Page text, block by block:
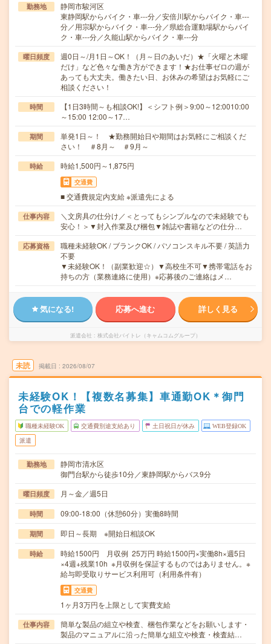
勤務地
静岡市駿河区
東静岡駅からバイク・車---分／安倍川駅からバイク・車---
分／用宗駅からバイク・車---分／県総合運動場駅からバイ
ク・車---分／久能山駅からバイク・車---分
曜日頻度
週0日～/月1日～OK！（月～日のあいだ）★「火曜と木曜
だけ」など色々な働き方ができます！★お仕事ゼロの週が
あっても大丈夫。働きたい日、お休みの希望はお気軽にご
相談ください！
時間
【1日3時間～も相談OK!】＜シフト例＞9:00～12:0010:00
～15:00 12:00～17…
期間
単発1日～！ ★勤務開始日や期間はお気軽にご相談くだ
さい！ ＃8月～ ＃9月～
時給 時給1,500円～1,875円
交通費
■ 交通費規定内支給 ※派遣先による
仕事内容
＼文房具の仕分け／＜とってもシンプルなので未経験でも
安心！＞▼封入作業及び梱包▼雑誌や書籍などの仕分…
応募資格
職種未経験OK / ブランクOK / パソコンスキル不要 / 英語力
不要
▼未経験OK！（副業歓迎☆）▼高校生不可▼携帯電話をお
持ちの方（業務連絡に使用）※応募後のご連絡はメ…
気になる! 応募へ進む 詳しく見る
派遣会社 株式会社バイトレ（キャムコムグループ）
未読 掲載日 2026/08/07
未経験OK！【複数名募集】車通勤OK＊御門
台での軽作業
職種未経験OK 交通費別途支給あり 土日祝日が休み WEB登録OK
派遣
勤務地
静岡市清水区
御門台駅から徒歩10分／東静岡駅からバス9分
曜日頻度 月～金／週5日
時間 09:00-18:00（休憩60分）実働8時間
期間 即日～長期 ※開始日相談OK
時給
時給1500円 月収例 25万円 時給1500円×実働8h×週5日
×4週+残業10h ※月収例を保証するものではありません。※
給与即受取りサービス利用可（利用条件有）
交通費
1ヶ月3万円を上限として実費支給
仕事内容
簡単な製品の組立や検査、梱包作業などをお願いします・
製品のマニュアルに沿った簡単な組立や検査・検査結…